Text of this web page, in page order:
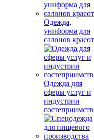
Одежда,
униформа для
салонов
Одежда для
сферы услуг и
индустрии